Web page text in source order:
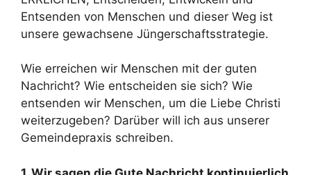
Entsenden von Menschen und dieser Weg ist
unsere gewachsene Jüngerschaftsstrategie.
Wie erreichen wir Menschen mit der guten
Nachricht? Wie entscheiden sie sich? Wie
entsenden wir Menschen, um die Liebe Christi
weiterzugeben? Darüber will ich aus unserer
Gemeindepraxis schreiben.